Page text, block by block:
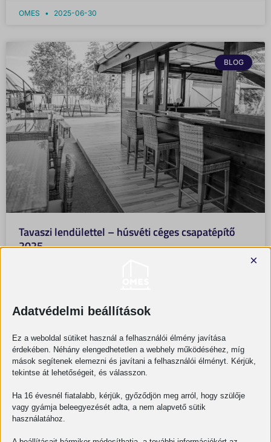
OMES 2025-06-30
BLOG
Tavaszi lendülettel – húsvéti céges csapatépítő
2025
Adatvédelmi beállítások
×
Ez a weboldal sütiket használ a felhasználói élmény javítása
érdekében. Néhány elengedhetetlen a webhely működéséhez, míg
mások segítenek elemezni és javítani a felhasználói élményt. Kérjük,
tekintse át lehetőségeit, és válasszon.
Ha 16 évesnél fiatalabb, kérjük, győződjön meg arról, hogy szülője
vagy gyámja beleegyezését adta, a nem alapvető sütik
használatához.